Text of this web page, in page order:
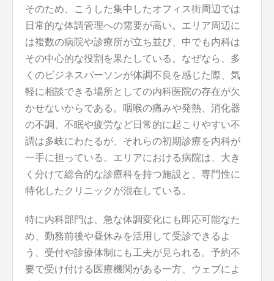
そのため、こうした集中したオフィス街周辺では
日常的な体調管理への需要が高い。エリア周辺に
は複数の病院や診療所が立ち並び、中でも内科は
その中心的な役割を果たしている。なぜなら、多
くのビジネスパーソンが体調不良を感じた際、気
軽に相談できる場所としての内科医院の存在が欠
かせないからである。咽喉の痛みや発熱、消化器
の不調、不眠や疲労など日常的に起こりやすい不
調は多岐にわたるが、それらの初期診療を内科が
一手に担っている。エリアにおける病院は、大き
く分けて総合的な診療科を持つ施設と、専門性に
特化したクリニックが混在している。
特に内科部門は、急な体調変化にも即応可能なた
め、勤務前後や昼休みを活用して受診できるよ
う、受付や診療体制にも工夫が見られる。予約不
要で受け付ける医療機関がある一方、ウェブによ